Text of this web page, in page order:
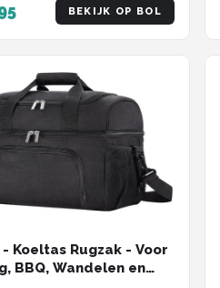
BEKIJK OP BOL
Koeltas Rugzak - Voor
BBQ, Wandelen en